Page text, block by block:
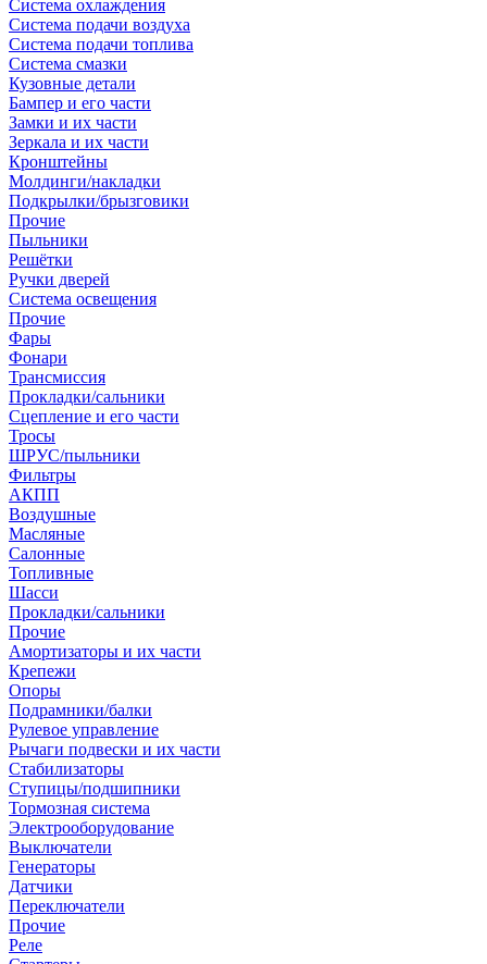
Система охлаждения
Система подачи воздуха
Система подачи топлива
Система смазки
Кузовные детали
Бампер и его части
Замки и их части
Зеркала и их части
Кронштейны
Молдинги/накладки
Подкрылки/брызговики
Прочие
Пыльники
Решётки
Ручки дверей
Система освещения
Прочие
Фары
Фонари
Трансмиссия
Прокладки/сальники
Сцепление и его части
Тросы
ШРУС/пыльники
Фильтры
АКПП
Воздушные
Масляные
Салонные
Топливные
Шасси
Прокладки/сальники
Прочие
Амортизаторы и их части
Крепежи
Опоры
Подрамники/балки
Рулевое управление
Рычаги подвески и их части
Стабилизаторы
Ступицы/подшипники
Тормозная система
Электрооборудование
Выключатели
Генераторы
Датчики
Переключатели
Прочие
Реле